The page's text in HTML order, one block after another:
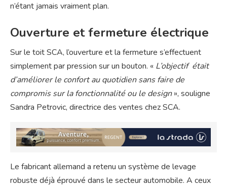
n’étant jamais vraiment plan.
Ouverture et fermeture électrique
Sur le toit SCA, l’ouverture et la fermeture s’effectuent
simplement par pression sur un bouton. « L’objectif était
d’améliorer le confort au quotidien sans faire de
compromis sur la fonctionnalité ou le design», souligne
Sandra Petrovic, directrice des ventes chez SCA.
Le fabricant allemand a retenu un système de levage
robuste déjà éprouvé dans le secteur automobile. A ceux